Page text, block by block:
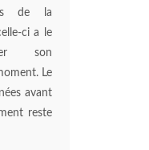
de la
ci a le
son
Le
avant
reste